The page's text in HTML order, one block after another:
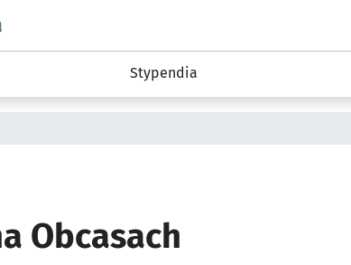
podserwis: Kultura
Stypendia
Obcasach